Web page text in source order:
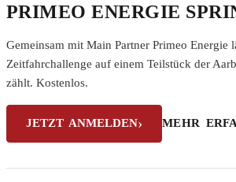
PRIMEO ENERGIE
Gemeinsam mit Main Partner Primeo Energie
Zeitfahrchallenge auf einem Teilstück der
zählt. Kostenlos.
JETZT ANMELDEN MEHR